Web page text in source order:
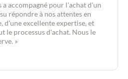
accompagné pour l'achat d'un
répondre à nos attentes en
excellente expertise, et
le processus d'achat. Nous le
»